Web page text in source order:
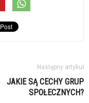
Następny artykuł
JAKIE SĄ CECHY GRUP
SPOŁECZNYCH?